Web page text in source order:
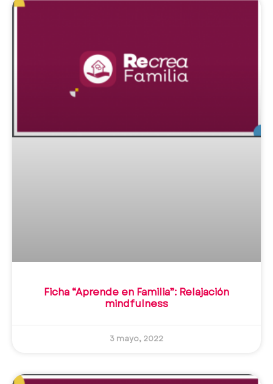
Ficha “Aprende en Familia”: Relajación
mindfulness
3 mayo, 2022